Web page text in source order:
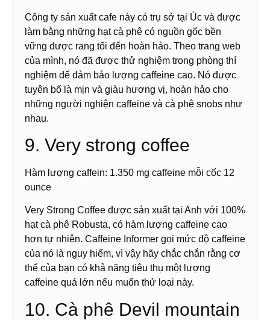
Công ty sản xuất cafe này có trụ sở tại Úc và được
làm bằng những hạt cà phê có nguồn gốc bền
vững được rang tối đến hoàn hảo. Theo trang web
của mình, nó đã được thử nghiệm trong phòng thí
nghiệm để đảm bảo lượng caffeine cao. Nó được
tuyên bố là mịn và giàu hương vị, hoàn hảo cho
những người nghiện caffeine và cà phê snobs như
nhau.
9. Very strong coffee
Hàm lượng caffein: 1.350 mg caffeine mỗi cốc 12
ounce
Very Strong Coffee được sản xuất tại Anh với 100%
hạt cà phê Robusta, có hàm lượng caffeine cao
hơn tự nhiên. Caffeine Informer gọi mức độ caffeine
của nó là nguy hiểm, vì vậy hãy chắc chắn rằng cơ
thể của bạn có khả năng tiêu thụ một lượng
caffeine quá lớn nếu muốn thử loại này.
10. Cà phê Devil mountain